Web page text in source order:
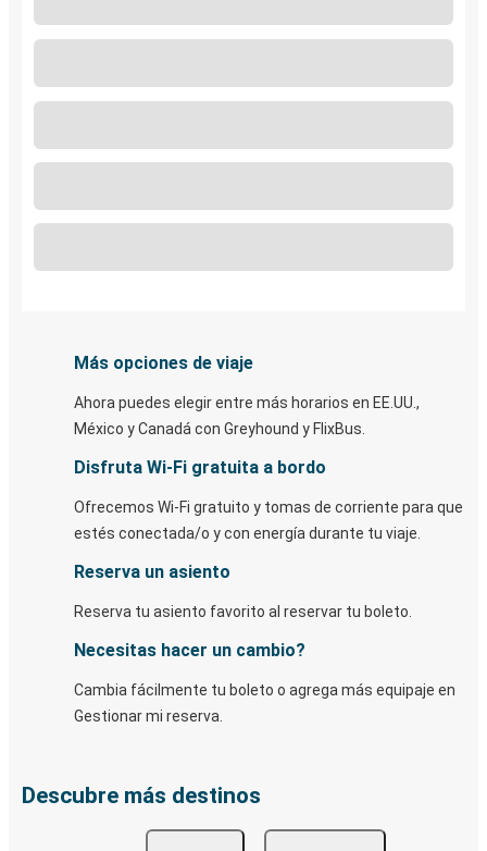
Más opciones de viaje
Ahora puedes elegir entre más horarios en EE.UU.,
México y Canadá con Greyhound y FlixBus.
Disfruta Wi-Fi gratuita a bordo
Ofrecemos Wi-Fi gratuito y tomas de corriente para que
estés conectada/o y con energía durante tu viaje.
Reserva un asiento
Reserva tu asiento favorito al reservar tu boleto.
Necesitas hacer un cambio?
Cambia fácilmente tu boleto o agrega más equipaje en
Gestionar mi reserva.
Descubre más destinos